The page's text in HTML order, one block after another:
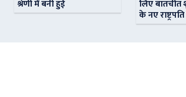
श्रेणी में बनी हुई लिए
के नए